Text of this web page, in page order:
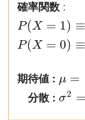
確率関数 :
P(X = 1) ≡
P(X = 0) ≡
期待値 : μ =
分散 : σ2 =